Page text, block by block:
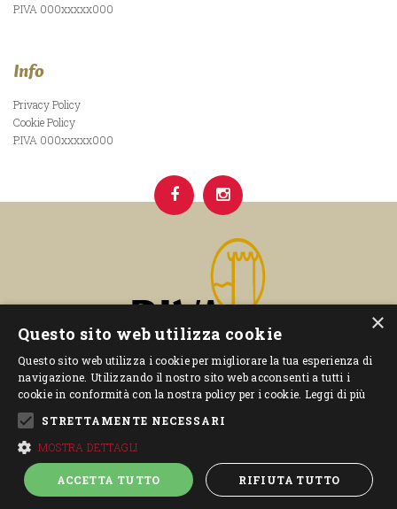
P.IVA 000xxxxx000
Info
Privacy Policy
Cookie Policy
P.IVA 000xxxxx000
Privacy Policy–Cookie Policy
Power by
Graffiti Web
×
Questo sito web utilizza cookie
Questo sito web utilizza i cookie per migliorare la tua esperienza di
navigazione. Utilizzando il nostro sito web acconsenti a tutti i
cookie in conformità con la nostra policy per i cookie. Leggi di più
STRETTAMENTE NECESSARI
MOSTRA DETTAGLI
ACCETTA TUTTO RIFIUTA TUTTO